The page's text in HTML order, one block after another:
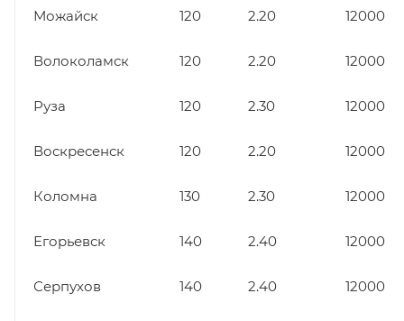
Можайск 120 2.20 12000
Волоколамск 120 2.20 12000
Руза 120 2.30 12000
Воскресенск 120 2.20 12000
Коломна 130 2.30 12000
Егорьевск 140 2.40 12000
Серпухов 140 2.40 12000